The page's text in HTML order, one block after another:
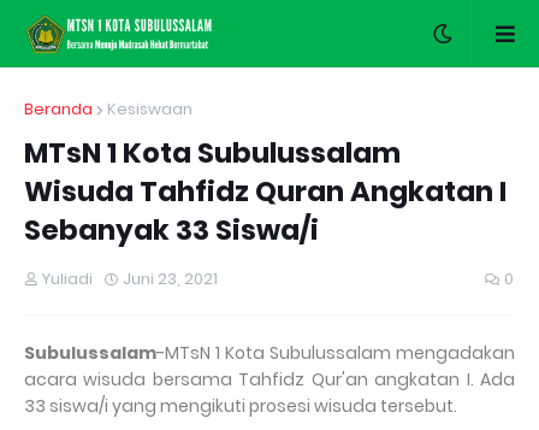
Beranda Kesiswaan
MTsN 1 Kota Subulussalam
Wisuda Tahfidz Quran Angkatan I
Sebanyak 33 Siswa/i
Yuliadi Juni 23, 2021 0
Subulussalam-MTsN 1 Kota Subulussalam mengadakan
acara wisuda bersama Tahfidz Qur'an angkatan I. Ada
33 siswa/i yang mengikuti prosesi wisuda tersebut.